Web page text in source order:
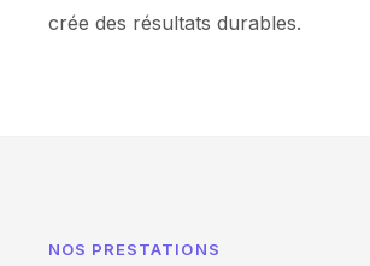
crée des résultats durables.
NOS PRESTATIONS